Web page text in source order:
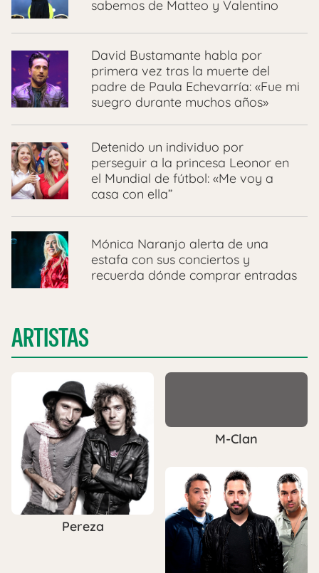
sabemos de Matteo y Valentino
David Bustamante habla por
primera vez tras la muerte del
padre de Paula Echevarría: «Fue mi
suegro durante muchos años»
Detenido un individuo por
perseguir a la princesa Leonor en
el Mundial de fútbol: «Me voy a
casa con ella”
Mónica Naranjo alerta de una
estafa con sus conciertos y
recuerda dónde comprar entradas
ARTISTAS
Pereza
M-Clan